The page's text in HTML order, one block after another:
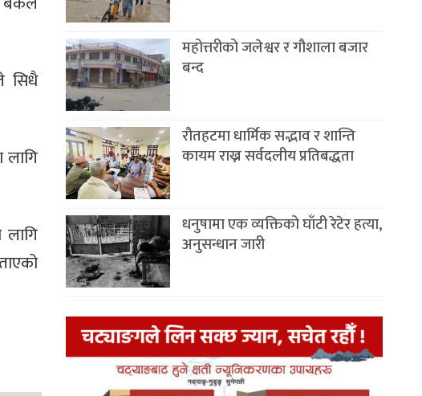
सिधै
महोत्तरीको जलेश्वर र गौशाला बजार
बन्द
रौतहटमा धार्मिक सद्भाव र शान्ति
कायम राख्न सर्वदलीय प्रतिबद्धता
धनुषामा एक व्यक्तिको घाँटी रेटेर हत्या,
अनुसन्धान जारी